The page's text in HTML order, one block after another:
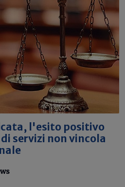
l'esito positivo
servizi non vincola